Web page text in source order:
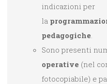
indicazioni per
la
pedagogiche
Sono presenti
operative (nel
fotocopiabile) e